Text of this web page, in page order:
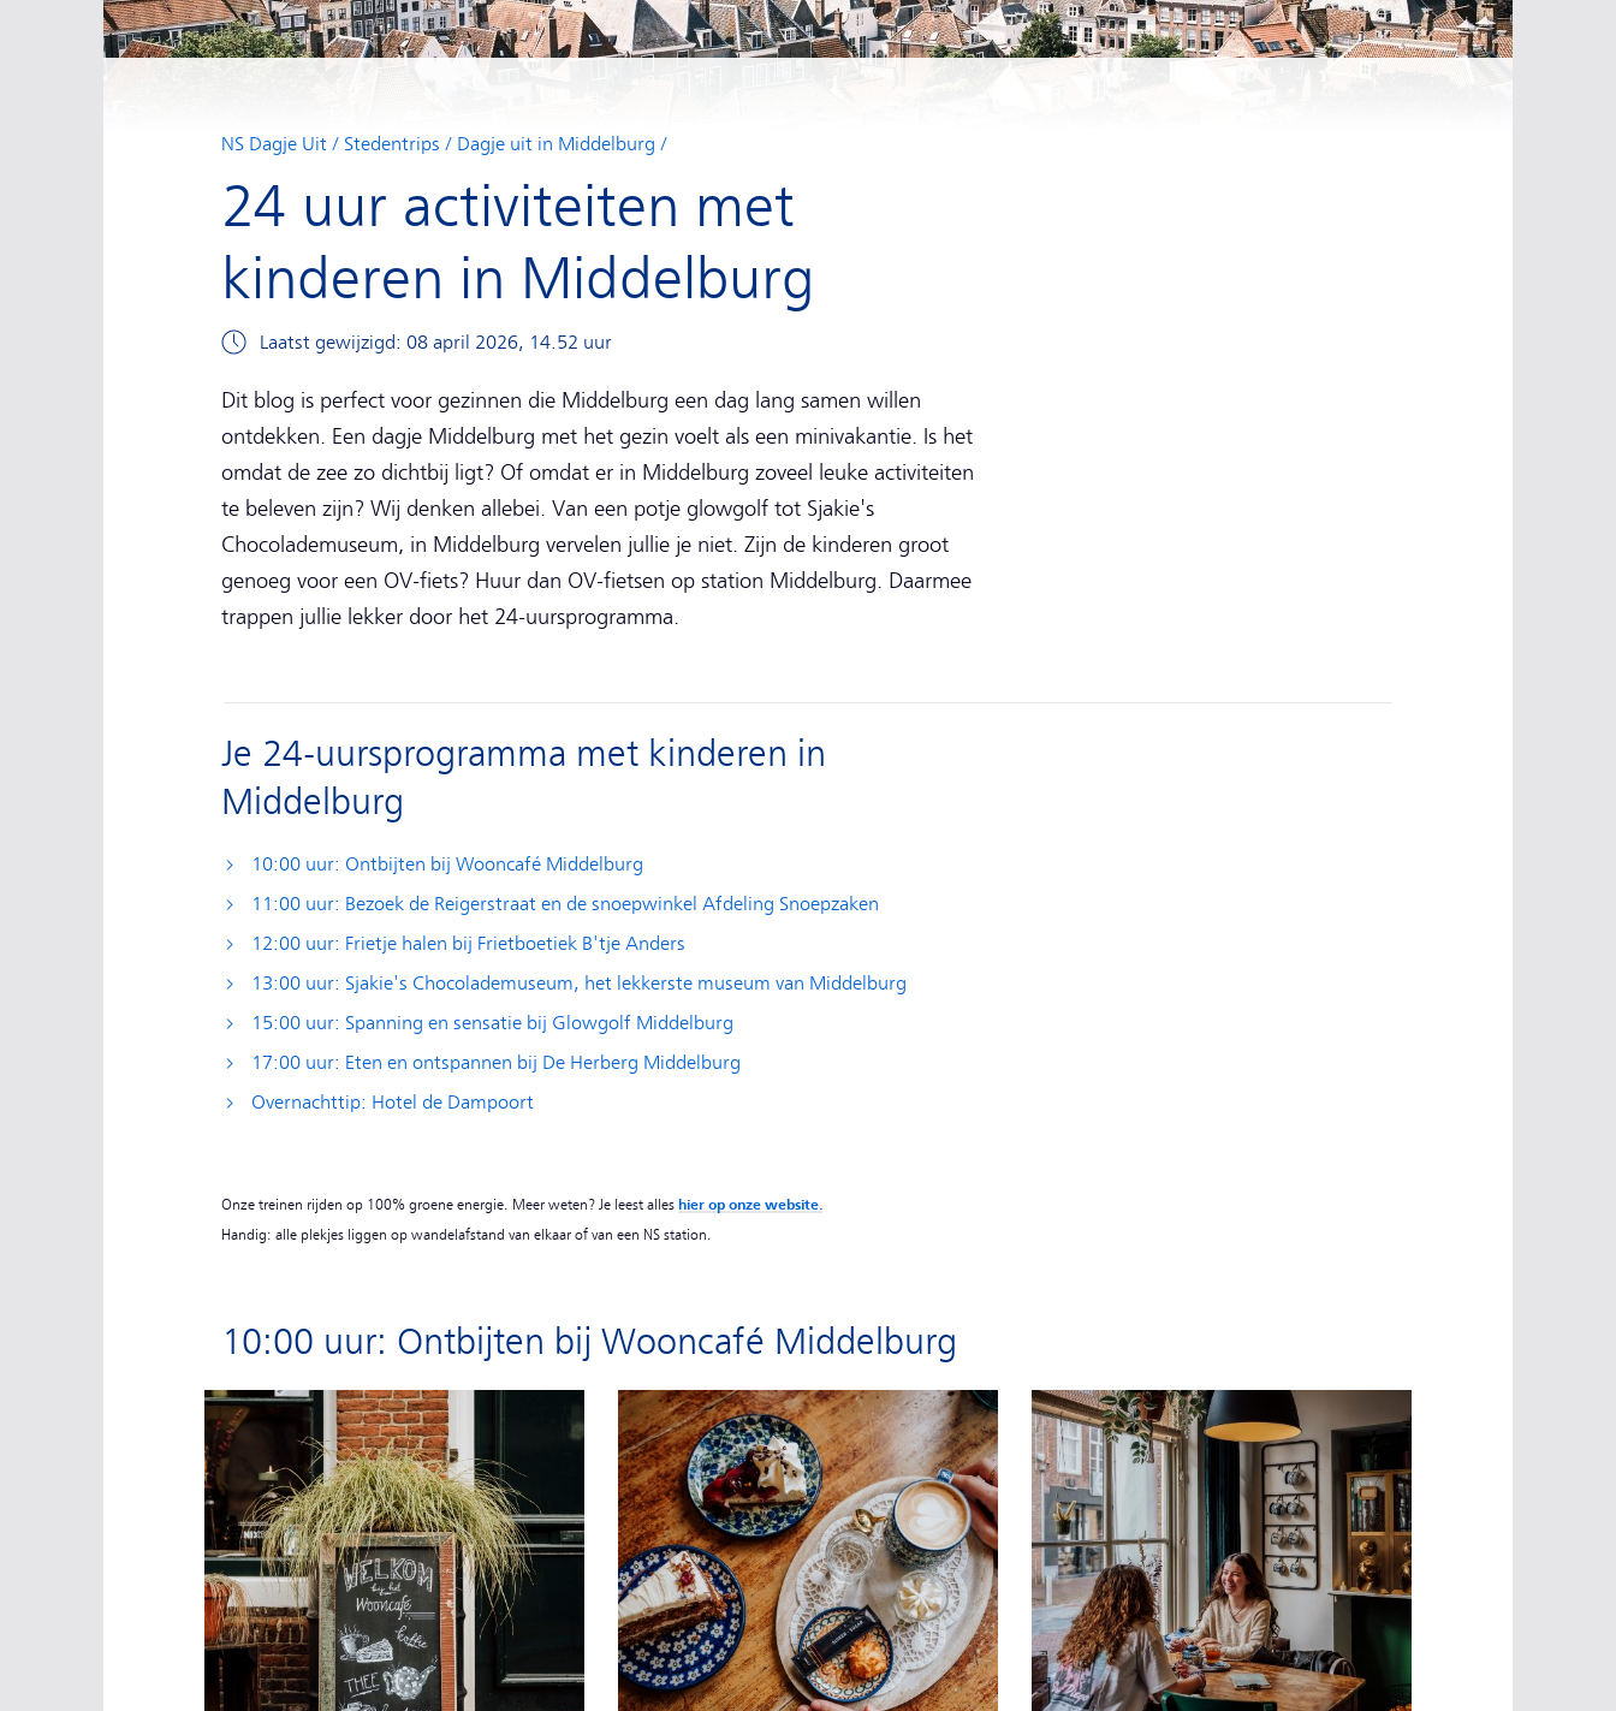
NS Dagje Uit Stedentrips Dagje uit in Middelburg
24 uur activiteiten met
kinderen in Middelburg
Laatst gewijzigd: 08 april 2026, 14.52 uur
Dit blog is perfect voor gezinnen die Middelburg een dag lang samen willen
ontdekken. Een dagje Middelburg met het gezin voelt als een minivakantie. Is het
omdat de zee zo dichtbij ligt? Of omdat er in Middelburg zoveel leuke activiteiten
te beleven zijn? Wij denken allebei. Van een potje glowgolf tot Sjakie's
Chocolademuseum, in Middelburg vervelen jullie je niet. Zijn de kinderen groot
genoeg voor een OV-fiets? Huur dan OV-fietsen op station Middelburg. Daarmee
trappen jullie lekker door het 24-uursprogramma.
Je 24-uursprogramma met kinderen in
Middelburg
10:00 uur: Ontbijten bij Wooncafé Middelburg
11:00 uur: Bezoek de Reigerstraat en de snoepwinkel Afdeling Snoepzaken
12:00 uur: Frietje halen bij Frietboetiek B'tje Anders
13:00 uur: Sjakie's Chocolademuseum, het lekkerste museum van Middelburg
15:00 uur: Spanning en sensatie bij Glowgolf Middelburg
17:00 uur: Eten en ontspannen bij De Herberg Middelburg
Overnachttip: Hotel de Dampoort
Onze treinen rijden op 100% groene energie. Meer weten? Je leest alles hier op onze website.
Handig: alle plekjes liggen op wandelafstand van elkaar of van een NS station.
10:00 uur: Ontbijten bij Wooncafé Middelburg